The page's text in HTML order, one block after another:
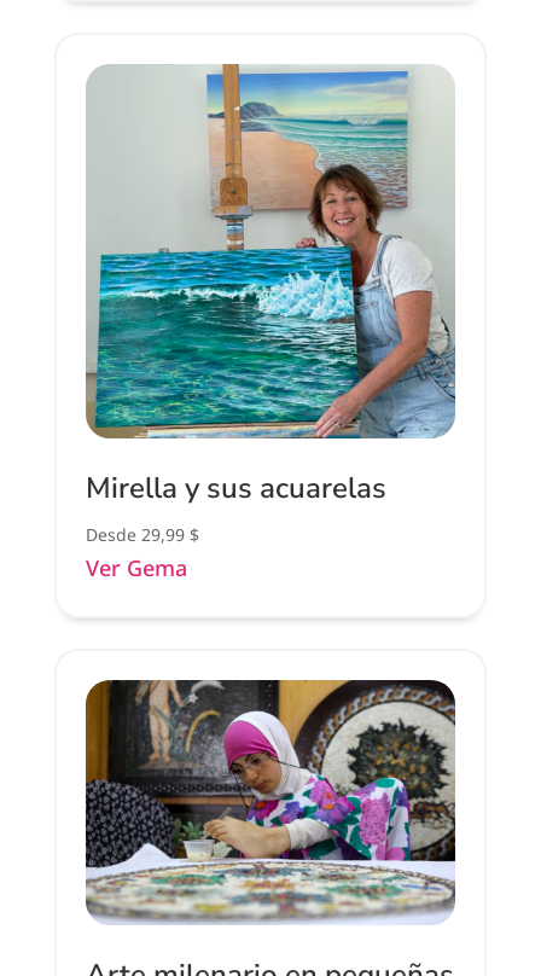
Mirella y sus acuarelas
Desde 29,99 $
Ver Gema